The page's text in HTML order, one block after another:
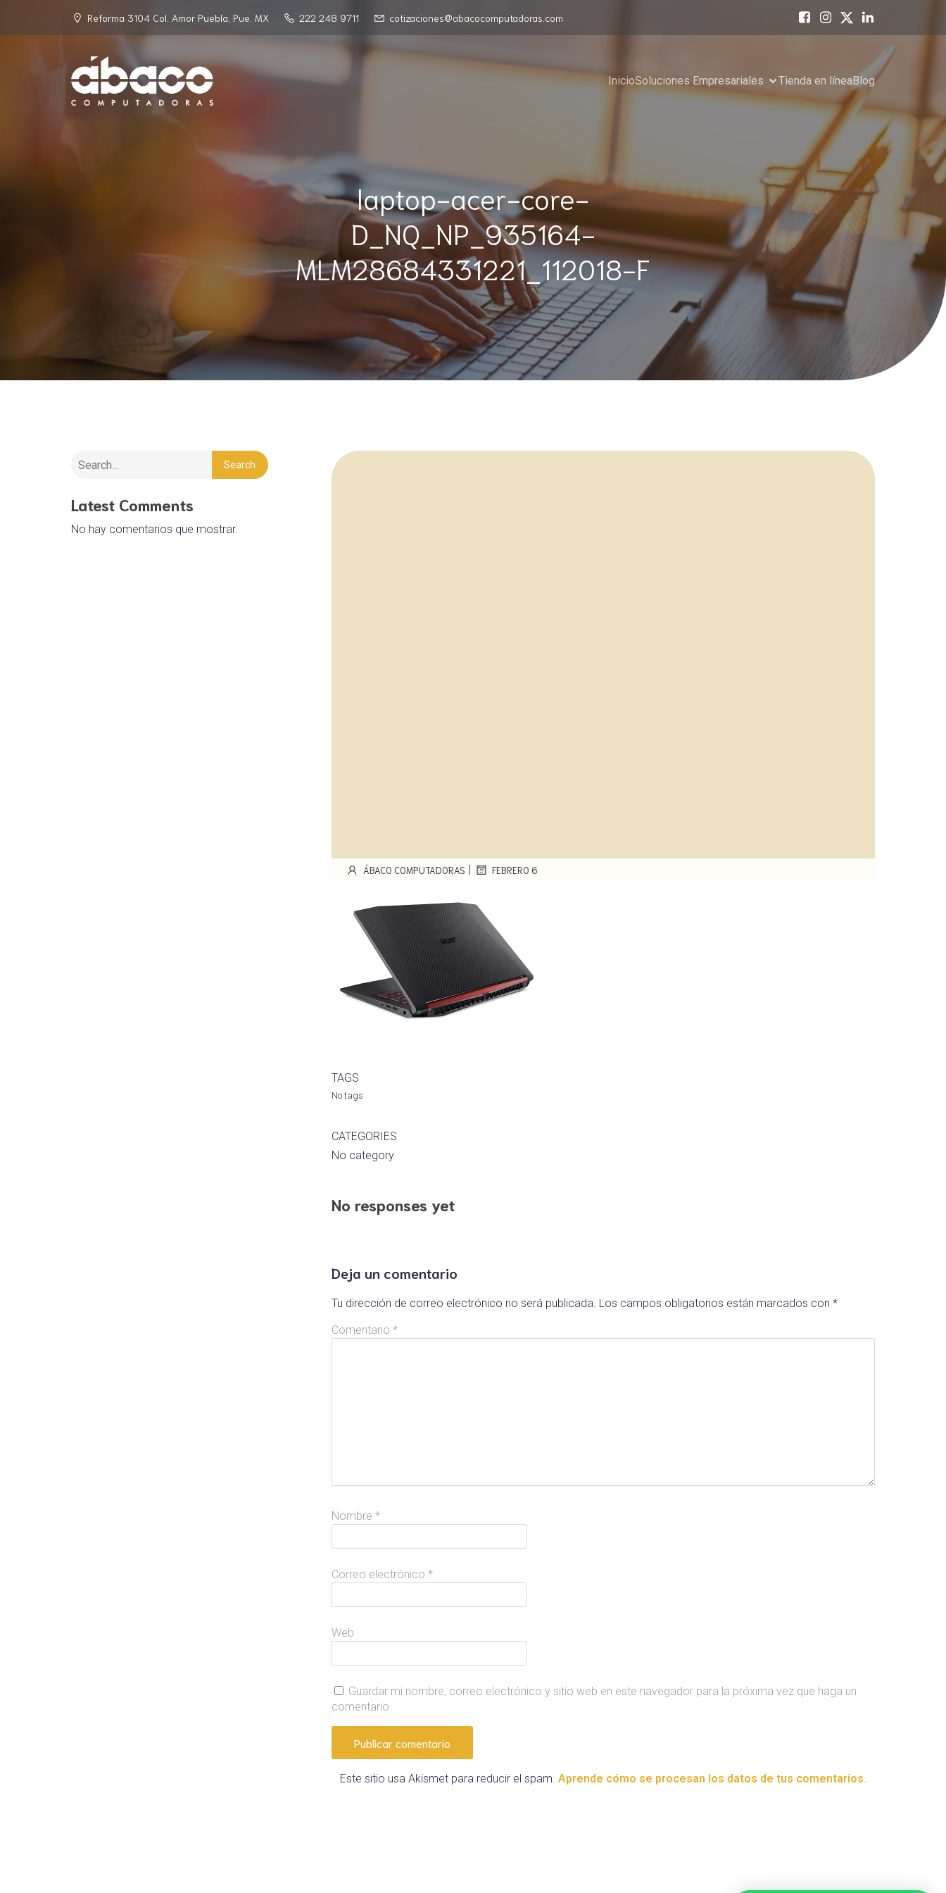
Reforma 3104 Col. Amor Puebla, Pue. MX 222 248 9711 cotizaciones@abacocomputadoras.com
InicioSoluciones Empresariales Tienda en líneaBlog
laptop-acer-core-
D_NQ_NP_935164-
MLM28684331221_112018-F
Search
Latest Comments
No hay comentarios que mostrar.
ÁBACO COMPUTADORAS FEBRERO 6
TAGS
No tags
CATEGORIES
No category
No responses yet
Deja un comentario
Tu dirección de correo electrónico no será publicada. Los campos obligatorios están marcados con *
Comentario *
Nombre *
Correo electrónico *
Web
Guardar mi nombre, correo electrónico y sitio web en este navegador para la próxima vez que haga un
comentario.
Este sitio usa Akismet para reducir el spam. Aprende cómo se procesan los datos de tus comentarios.